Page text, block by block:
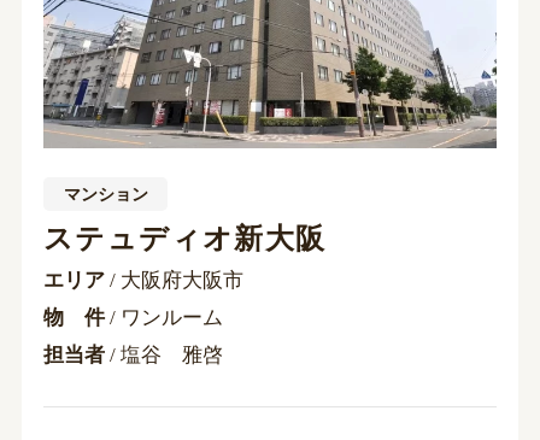
マンション
ステュディオ新大阪
エリア/ 大阪府大阪市
物 件/ ワンルーム
担当者/ 塩谷 雅啓